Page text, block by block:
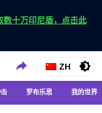
数十万印尼盾，点击此
的游戏新闻
ZH
罗布乐思 我的世界